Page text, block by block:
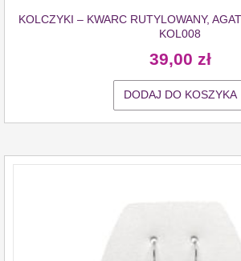
KOLCZYKI – KWARC RUTYLOWANY,
KOL008
39,00 zł
DODAJ DO KOSZYKA